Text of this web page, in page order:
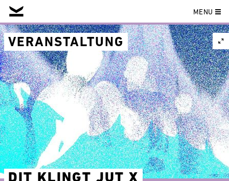
Skip
to
content
MENU
VERANSTALTUNG
DIT KLINGT JUT X